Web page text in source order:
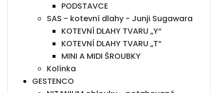
PODSTAVCE
SAS - kotevní dlahy - Junji Sugawara
KOTEVNÍ DLAHY TVARU „Y“
KOTEVNÍ DLAHY TVARU „T“
MINI A MIDI ŠROUBKY
Kolínka
GESTENCO